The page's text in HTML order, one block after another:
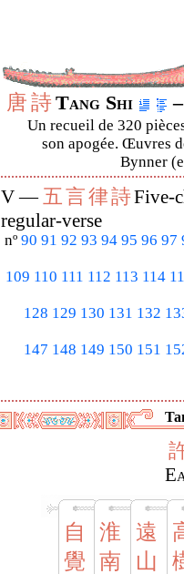
唐詩Tang Shi
Un recueil de 320
son apogée. Œuvres
Bynner
V —五言律詩Five-
regular-verse
nº 90 91 92 93 94 95 96 97
109 110 111 112 113 114
128 129 130 131 132
147 148 149 150 151
自
覺
淮
南
遠
山